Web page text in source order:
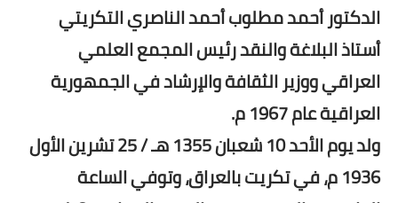
الدكتور أحمد مطلوب أحمد الناصري التكريتي
أستاذ البلاغة والنقد رئيس المجمع العلمي
العراقي ووزير الثقافة والإرشاد في الجمهورية
العراقية عام 1967 م.
ولد يوم الأحد 10 شعبان 1355 هـ / 25 تشرين الأول
1936 م، في تكريت بالعراق، وتوفي الساعة